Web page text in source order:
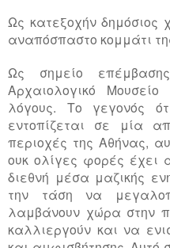
Ως κατεξοχήν δημόσιος
αναπόσπαστο κομμάτι
Ως σημείο
Αρχαιολογικό
λόγους. Το γεγονός
εντοπίζεται σε μία
περιοχές της Αθήνας,
ουκ ολίγες φορές έχει
διεθνή μέσα μαζικής
την τάση να
λαμβάνουν χώρα στην
καλλιεργούν και να